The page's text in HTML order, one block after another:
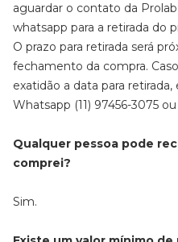
aguardar o contato da
whatsapp para a retirada do
O prazo para retirada será
fechamento da compra.
exatidão a data para
Whatsapp (11) 97456-3075
Qualquer pessoa pode
comprei?
Sim.